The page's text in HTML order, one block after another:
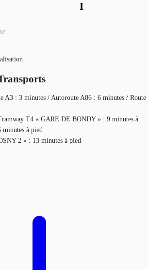
I
A3 : 3 minutes / Autoroute A86 : 6 minutes / Route
T4 « GARE DE BONDY » : 9 minutes à
à pied
2 » : 13 minutes à pied